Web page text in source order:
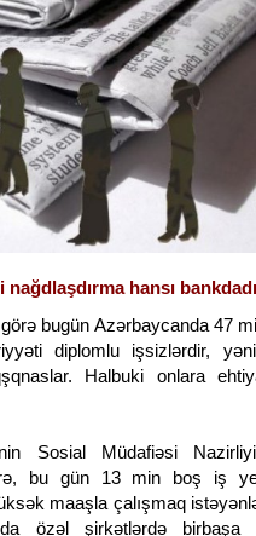
hansı
bugün Azərbaycanda 47
diplomlu işsizlərdir,
Halbuki onlara
Sosial Müdafiəsi
bu gün 13 min boş iş
maaşla çalışmaq
özəl şirkətlərdə birbaşa